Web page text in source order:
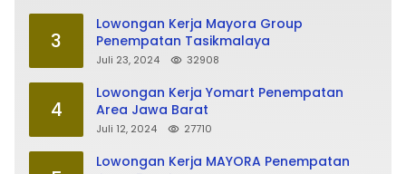
3
Lowongan Kerja Mayora Group
Penempatan Tasikmalaya
Juli 23, 2024 32908
4
Lowongan Kerja Yomart Penempatan
Area Jawa Barat
Juli 12, 2024 27710
Lowongan Kerja MAYORA Penempatan